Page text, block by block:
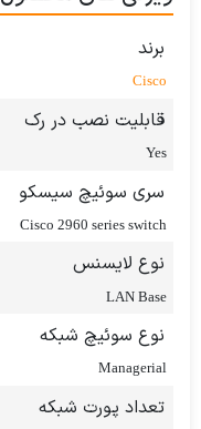
برند
Cisco
قابلیت نصب در رک
Yes
سری سوئیچ سیسکو
Cisco 2960 series switch
نوع لایسنس
LAN Base
نوع سوئیچ شبکه
Managerial
تعداد پورت شبکه